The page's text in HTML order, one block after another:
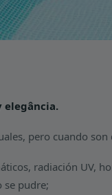
elegância.
pero cuando son
radiación UV,
se pudre;